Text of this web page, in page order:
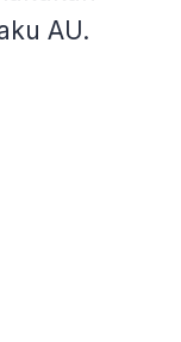
AU.